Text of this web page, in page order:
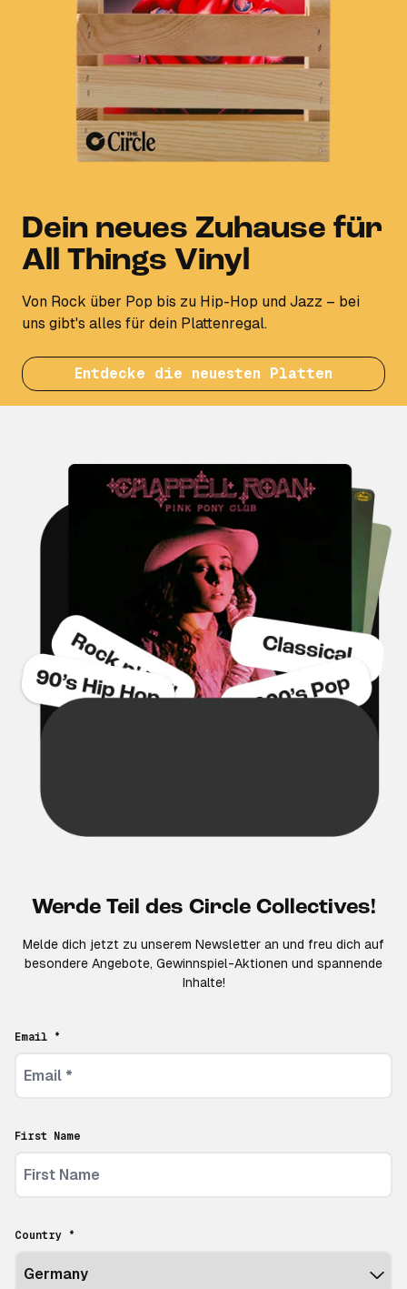
Dein neues Zuhause für
All Things Vinyl
Von Rock über Pop bis zu Hip-Hop und Jazz – bei
uns gibt's alles für dein Plattenregal.
Entdecke die neuesten Platten
Werde Teil des Circle Collectives!
Melde dich jetzt zu unserem Newsletter an und freu dich auf
besondere Angebote, Gewinnspiel-Aktionen und spannende
Inhalte!
Email *
First Name
Country *